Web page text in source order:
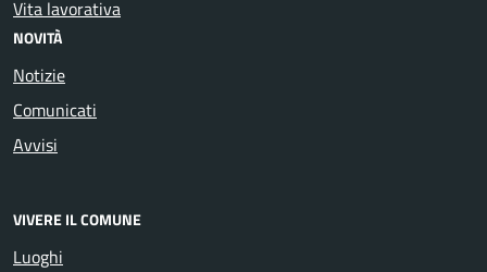
Vita lavorativa
NOVITÀ
Notizie
Comunicati
Avvisi
VIVERE IL COMUNE
Luoghi